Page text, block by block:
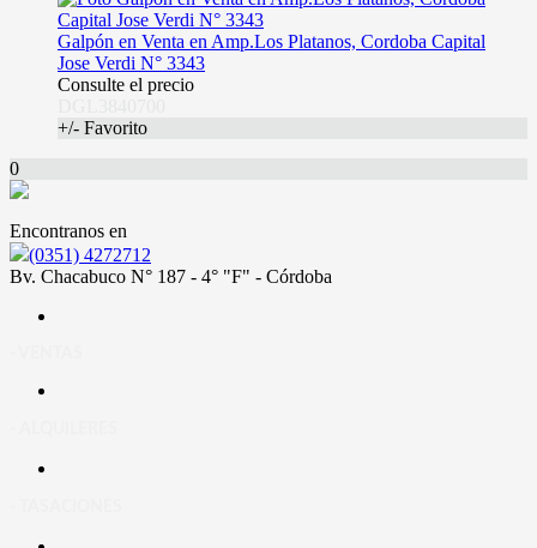
Galpón en Venta en Amp.Los Platanos, Cordoba Capital
Jose Verdi N° 3343
Consulte el precio
+/- Favorito
0
Encontranos en
(0351) 4272712
Bv. Chacabuco N° 187 - 4° "F" - Córdoba